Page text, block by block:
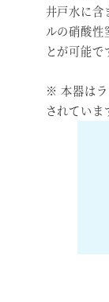
井戸水に含
ルの硝酸
とが可能で
※ 本器はラ
されていま